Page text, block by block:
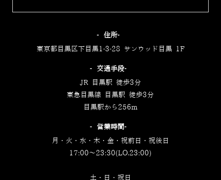
‐住所‐
東京都目黒区下目黒1-3-28 サンウッド目黒 1F
‐交通手段‐
JR 目黒駅 徒歩3分
東急目黒線 目黒駅 徒歩3分
目黒駅から256m
‐営業時間‐
月・火・水・木・金・祝前日・祝後日
17:00～23:30(LO.23:00)
土・日・祝日